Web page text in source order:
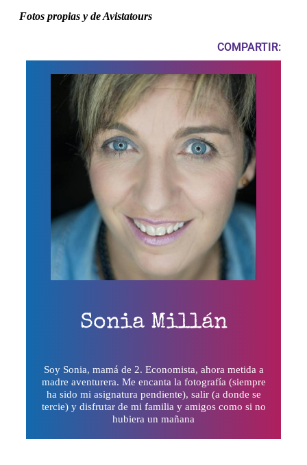
Fotos propias y de Avistatours
COMPARTIR:
Sonia Millán
Soy Sonia, mamá de 2. Economista, ahora metida a
madre aventurera. Me encanta la fotografía (siempre
ha sido mi asignatura pendiente), salir (a donde se
tercie) y disfrutar de mi familia y amigos como si no
hubiera un mañana